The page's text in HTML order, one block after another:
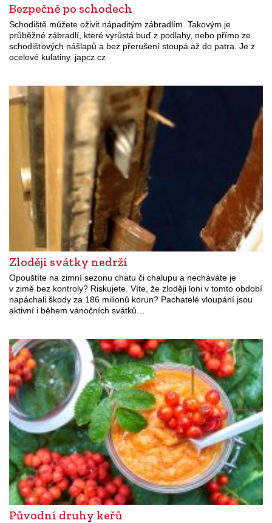
Bezpečně po schodech
Schodiště můžete oživit nápaditým zábradlím. Takovým je
průběžné zábradlí, které vyrůstá buď z podlahy, nebo přímo ze
schodišťových nášlapů a bez přerušení stoupá až do patra. Je z
ocelové kulatiny. japcz.cz
Zloději svátky nedrží
Opouštíte na zimní sezonu chatu či chalupu a necháváte je
v zimě bez kontroly? Riskujete. Víte, že zloději loni v tomto období
napáchali škody za 186 milionů korun? Pachatelé vloupání jsou
aktivní i během vánočních svátků…
Původní druhy keřů